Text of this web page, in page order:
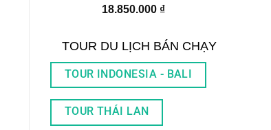
18.850.000 ₫
TOUR DU LỊCH BÁN CHẠY
TOUR INDONESIA - BALI
TOUR THÁI LAN